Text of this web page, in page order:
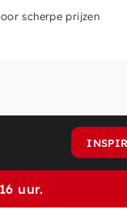
scherpe prijzen
uur.